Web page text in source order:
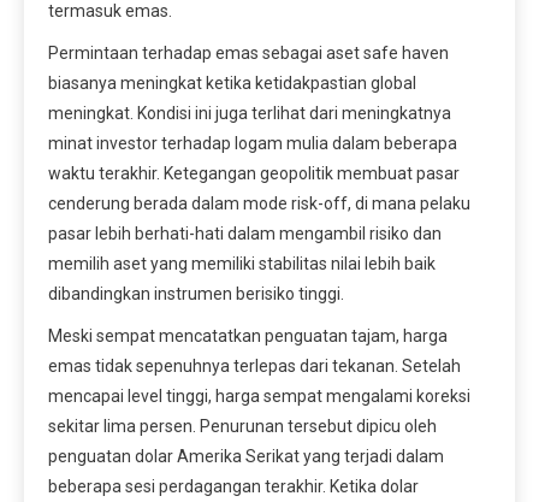
termasuk emas.
Permintaan terhadap emas sebagai aset safe haven
biasanya meningkat ketika ketidakpastian global
meningkat. Kondisi ini juga terlihat dari meningkatnya
minat investor terhadap logam mulia dalam beberapa
waktu terakhir. Ketegangan geopolitik membuat pasar
cenderung berada dalam mode risk-off, di mana pelaku
pasar lebih berhati-hati dalam mengambil risiko dan
memilih aset yang memiliki stabilitas nilai lebih baik
dibandingkan instrumen berisiko tinggi.
Meski sempat mencatatkan penguatan tajam, harga
emas tidak sepenuhnya terlepas dari tekanan. Setelah
mencapai level tinggi, harga sempat mengalami koreksi
sekitar lima persen. Penurunan tersebut dipicu oleh
penguatan dolar Amerika Serikat yang terjadi dalam
beberapa sesi perdagangan terakhir. Ketika dolar